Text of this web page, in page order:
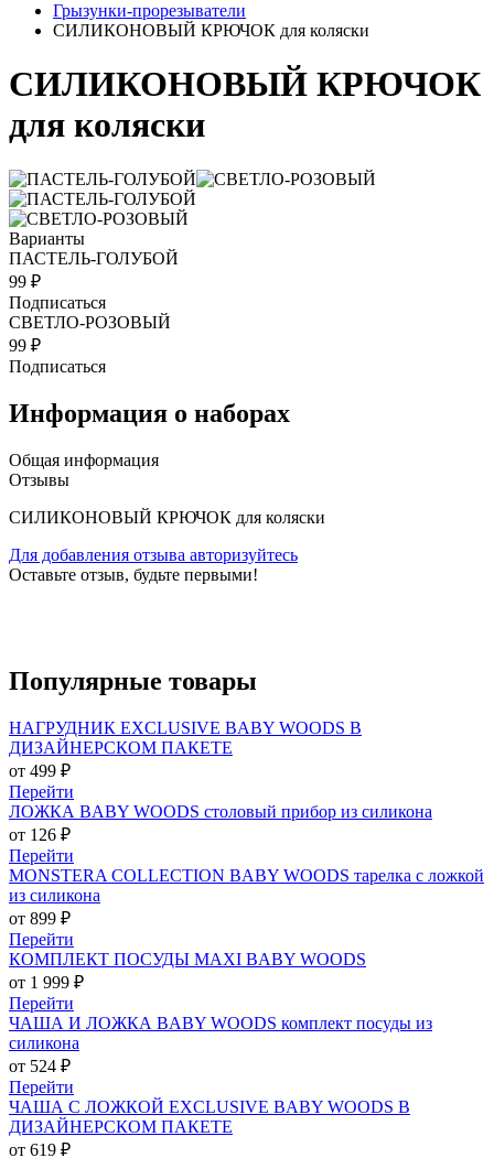
Грызунки-прорезыватели
СИЛИКОНОВЫЙ КРЮЧОК для коляски
СИЛИКОНОВЫЙ КРЮЧОК
для коляски
Варианты
ПАСТЕЛЬ-ГОЛУБОЙ
99 ₽
Подписаться
СВЕТЛО-РОЗОВЫЙ
99 ₽
Подписаться
Информация о наборах
Общая информация
Отзывы
СИЛИКОНОВЫЙ КРЮЧОК для коляски
Для добавления отзыва авторизуйтесь
Оставьте отзыв, будьте первыми!
Популярные товары
НАГРУДНИК EXCLUSIVE BABY WOODS В
ДИЗАЙНЕРСКОМ ПАКЕТЕ
от 499 ₽
Перейти
ЛОЖКА BABY WOODS столовый прибор из силикона
от 126 ₽
Перейти
MONSTERA COLLECTION BABY WOODS тарелка с ложкой
из силикона
от 899 ₽
Перейти
КОМПЛЕКТ ПОСУДЫ MAXI BABY WOODS
от 1 999 ₽
Перейти
ЧАША И ЛОЖКА BABY WOODS комплект посуды из
силикона
от 524 ₽
Перейти
ЧАША С ЛОЖКОЙ EXCLUSIVE BABY WOODS В
ДИЗАЙНЕРСКОМ ПАКЕТЕ
от 619 ₽